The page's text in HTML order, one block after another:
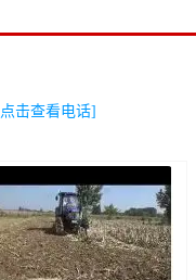
击查看电话]